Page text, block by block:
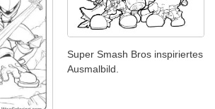
Super Smash Bros inspiriertes
Ausmalbild.